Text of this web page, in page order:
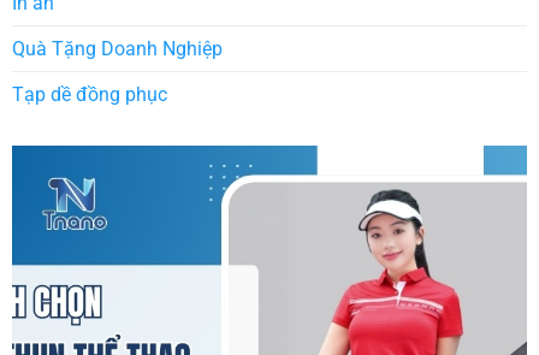
Quà Tặng Doanh Nghiệp
Tạp dề đồng phục